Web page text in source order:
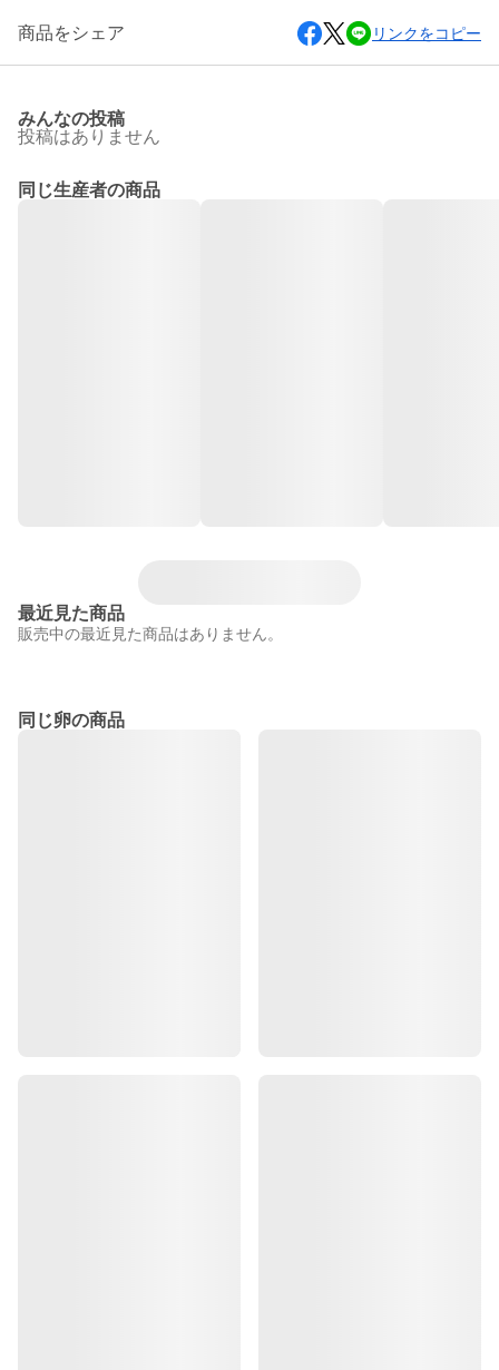
商品をシェア リンクをコピー
みんなの投稿
投稿はありません
同じ生産者の商品
最近見た商品
販売中の最近見た商品はありません。
同じ卵の商品